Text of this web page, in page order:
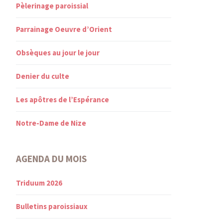
Pèlerinage paroissial
Parrainage Oeuvre d’Orient
Obsèques au jour le jour
Denier du culte
Les apôtres de l’Espérance
Notre-Dame de Nize
AGENDA DU MOIS
Triduum 2026
Bulletins paroissiaux